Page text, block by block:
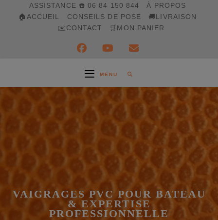
ASSISTANCE ☎️ 06 84 150 844
À PROPOS
🏠ACCUEIL
CONSEILS DE POSE
🚚LIVRAISON
✉️CONTACT
🛒MON PANIER
MENU
VAIGRAGES PVC POUR BATEAU
& EXPERTISE
PROFESSIONNELLE